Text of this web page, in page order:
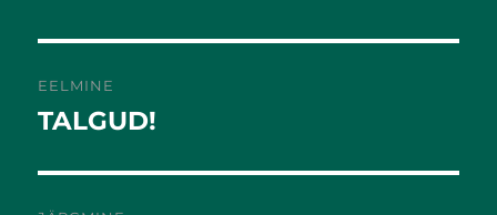
EELMINE
Eelmine
TALGUD!